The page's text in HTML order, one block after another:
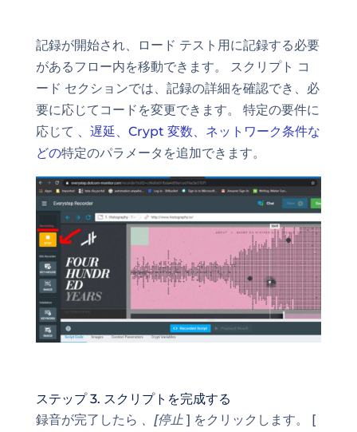
記録が開始され、ロード テスト用に記録する必要
があるフロー内を移動できます。 スクリプト コ
ード セクションでは、記録の詳細を確認でき、必
要に応じてコードを変更できます。 特定の要件に
応じて
、遅延、Crypt 変数、ネットワーク条件な
どの特定のパラメータを追加できます。
ステップ 3. スクリプトを完成する
録音が完了したら 、[停止] をクリックします。 [